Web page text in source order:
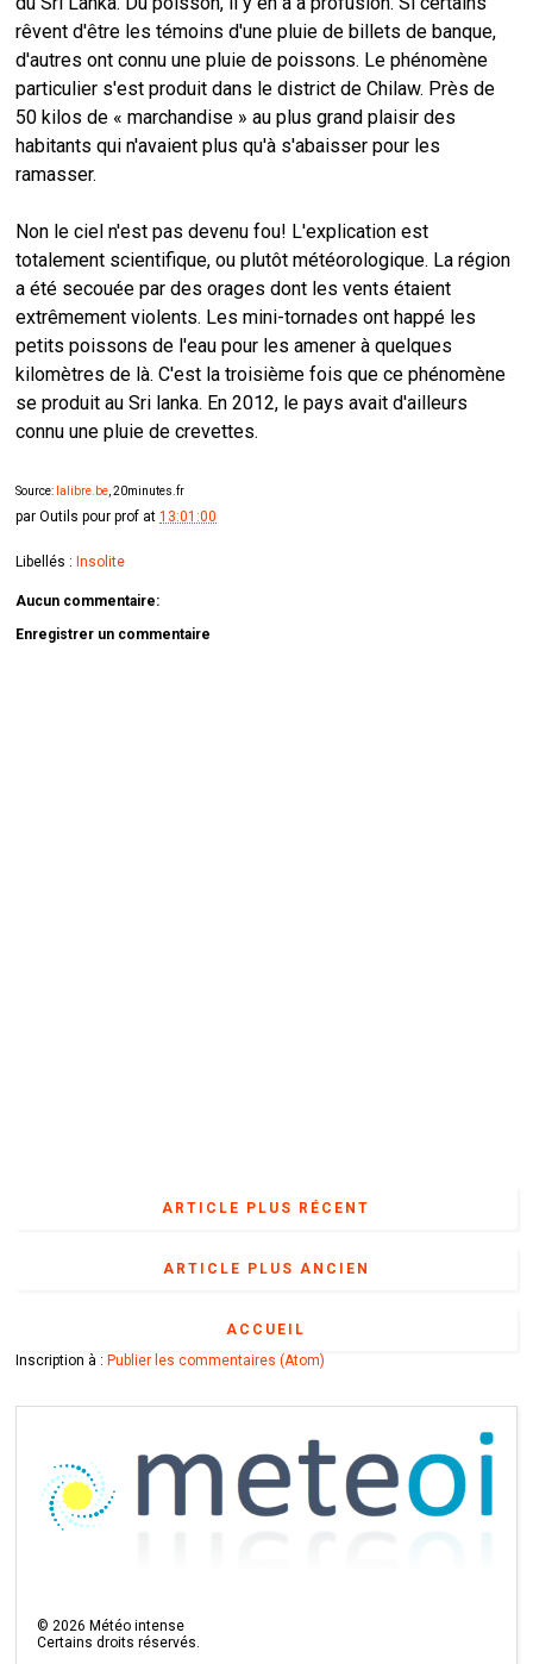
rêvent d'être les témoins d'une pluie de billets de banque,
d'autres ont connu une pluie de poissons. Le phénomène
particulier s'est produit dans le district de Chilaw. Près de
50 kilos de « marchandise » au plus grand plaisir des
habitants qui n'avaient plus qu'à s'abaisser pour les
ramasser.
Non le ciel n'est pas devenu fou! L'explication est
totalement scientifique, ou plutôt météorologique. La région
a été secouée par des orages dont les vents étaient
extrêmement violents. Les mini-tornades ont happé les
petits poissons de l'eau pour les amener à quelques
kilomètres de là. C'est la troisième fois que ce phénomène
se produit au Sri lanka. En 2012, le pays avait d'ailleurs
connu une pluie de crevettes.
Source: lalibre.be , 20minutes.fr
parOutils pour prof at13:01:00
Libellés : Insolite
Aucun commentaire:
Enregistrer un commentaire
ARTICLE PLUS RÉCENT
ARTICLE PLUS ANCIEN
ACCUEIL
Inscription à : Publier les commentaires (Atom)
©2026 Météo intense
Certains droits réservés.